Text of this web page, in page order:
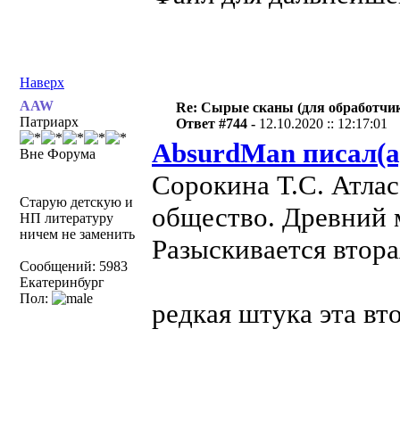
Наверх
AAW
Патриарх
Вне Форума
Старую детскую и
НП литературу
ничем не заменить
Сообщений: 5983
Екатеринбург
Пол:
Re: Сырые сканы (для
Ответ #744 - 12.10.2020 :: 12:17:01
AbsurdMan
Сорокина Т.С.
общество. Древний
Разыскивается
редкая штука эта